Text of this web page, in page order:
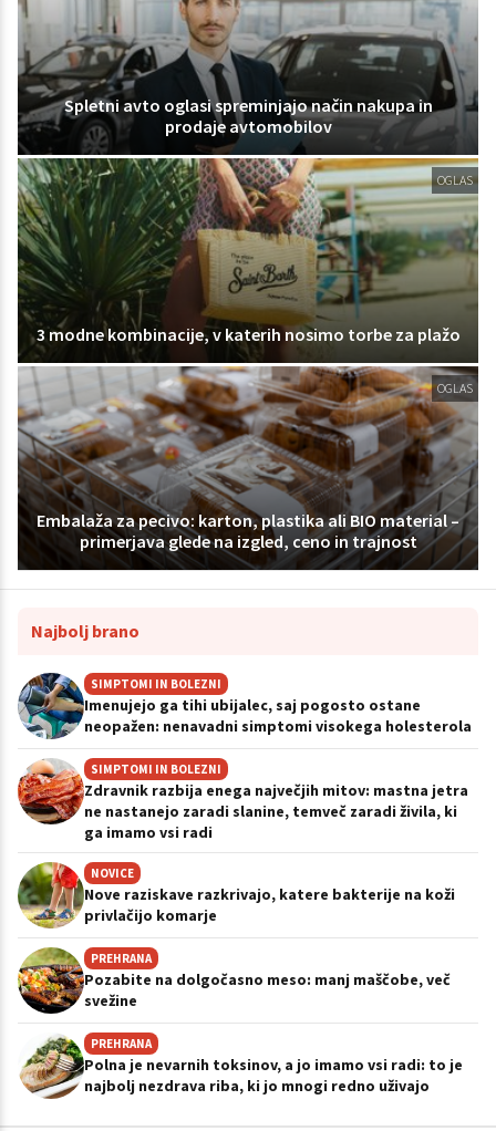
Spletni avto oglasi spreminjajo način nakupa in
prodaje avtomobilov
OGLAS
3 modne kombinacije, v katerih nosimo torbe za plažo
OGLAS
Embalaža za pecivo: karton, plastika ali BIO material –
primerjava glede na izgled, ceno in trajnost
Najbolj brano
SIMPTOMI IN BOLEZNI
Imenujejo ga tihi ubijalec, saj pogosto ostane
neopažen: nenavadni simptomi visokega holesterola
SIMPTOMI IN BOLEZNI
Zdravnik razbija enega največjih mitov: mastna jetra
ne nastanejo zaradi slanine, temveč zaradi živila, ki
ga imamo vsi radi
NOVICE
Nove raziskave razkrivajo, katere bakterije na koži
privlačijo komarje
PREHRANA
Pozabite na dolgočasno meso: manj maščobe, več
svežine
PREHRANA
Polna je nevarnih toksinov, a jo imamo vsi radi: to je
najbolj nezdrava riba, ki jo mnogi redno uživajo